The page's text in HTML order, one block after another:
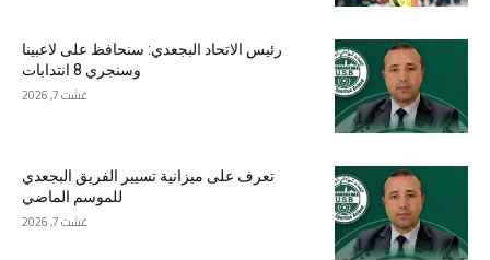
رئيس الاتحاد البجعدي: سنحافظ على لاعبينا
وسنجري 8 انتدابات
غشت 7, 2026
تعرف على ميزانية تسيير الفريق البجعدي
للموسم الماضي
غشت 7, 2026